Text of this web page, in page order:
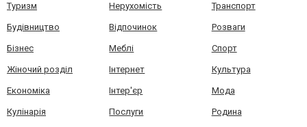
Туризм Нерухомість Транспорт
Будівництво Відпочинок Розваги
Бізнес Меблі Спорт
Жіночий розділ Інтернет Культура
Економіка Інтер'єр Мода
Кулінарія Послуги Родина